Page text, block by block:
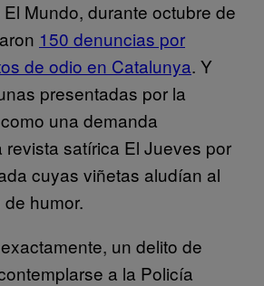
Mundo, durante octubre de
150 denuncias por
de odio en Catalunya. Y
presentadas por la
una demanda
revista satírica El Jueves por
cuyas viñetas aludían al
humor.
un delito de
a la Policía